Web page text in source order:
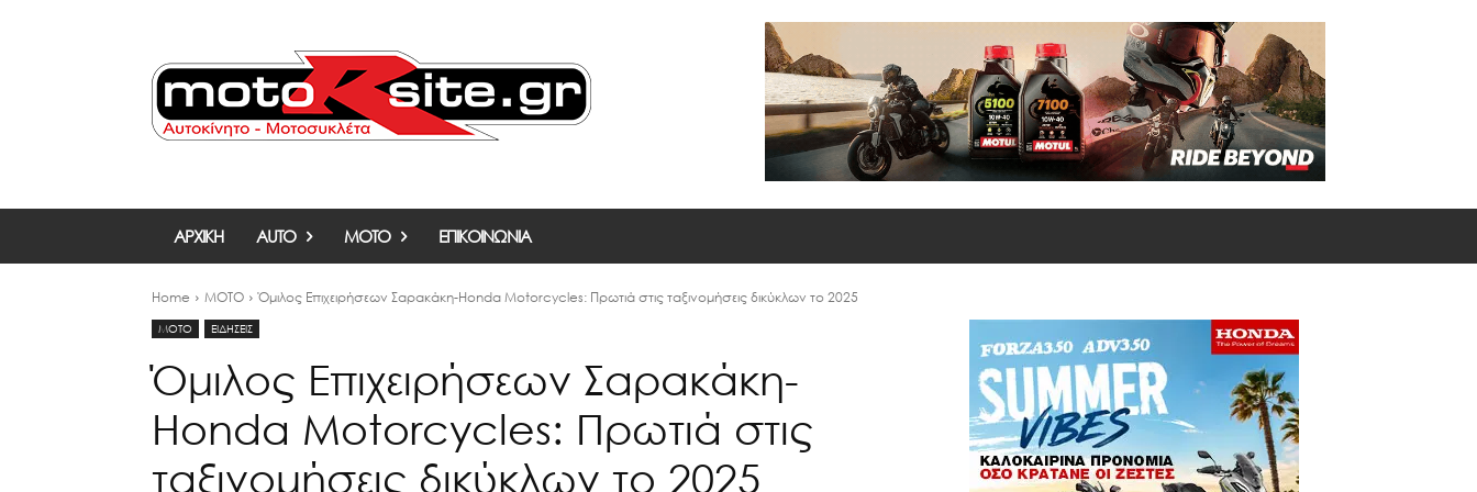
ΑΡΧΙΚΗ AUTO MOTO ΕΠΙΚΟΙΝΩΝΙΑ
Home MOTO Όμιλος Επιχειρήσεων Σαρακάκη-Honda Motorcycles: Πρωτιά στις ταξινομήσεις δικύκλων το 2025
MOTO ΕΙΔΗΣΕΙΣ
Όμιλος Επιχειρήσεων Σαρακάκη-
Honda Motorcycles: Πρωτιά στις
ταξινομήσεις δικύκλων το 2025